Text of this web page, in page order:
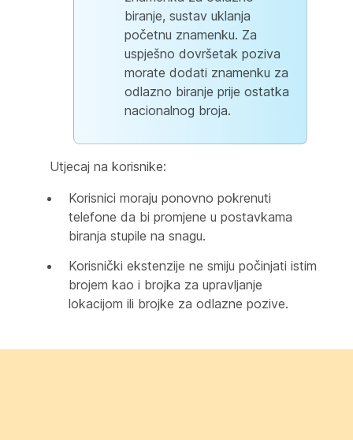
biranje, sustav uklanja
početnu znamenku. Za
uspješno dovršetak poziva
morate dodati znamenku za
odlazno biranje prije ostatka
nacionalnog broja.
Utjecaj na korisnike:
Korisnici moraju ponovno pokrenuti
telefone da bi promjene u postavkama
biranja stupile na snagu.
Korisnički ekstenzije ne smiju počinjati istim
brojem kao i brojka za upravljanje
lokacijom ili brojke za odlazne pozive.